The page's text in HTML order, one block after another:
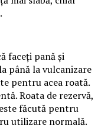
faceți pană și
până la vulcanizare
pentru acea roată.
Roata de rezervă,
făcută pentru
utilizare normală.